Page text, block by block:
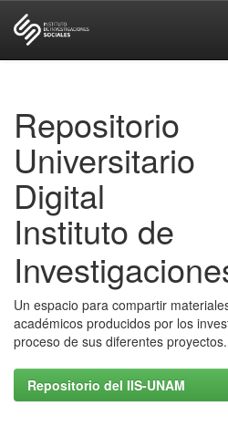
Repositorio
Universitario
Digital
Instituto de
Un espacio para compartir
académicos producidos por los
proceso de sus diferentes proyectos.
Repositorio del IIS-UNAM